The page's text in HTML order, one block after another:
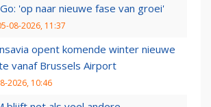
'op naar nieuwe fase van groei'
08-2026, 11:37
opent komende winter nieuwe
vanaf Brussels Airport
2026, 10:46